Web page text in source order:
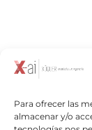
Para ofrecer las
almacenar y/o